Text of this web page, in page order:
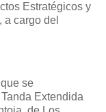
Estratégicos y
cargo del
se
Extendida